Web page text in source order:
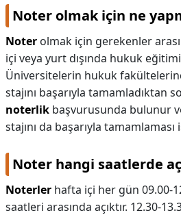
Noter olmak için ne
Noter olmak için gerekenler
içi veya yurt dışında hukuk
Üniversitelerin hukuk
stajını başarıyla tamamladıktan
noterlik başvurusunda bulunur
stajını da başarıyla tamamlaması
Noter hangi saatlerde
Noterler hafta içi her gün 09.00-
saatleri arasında açıktır. 12.30-